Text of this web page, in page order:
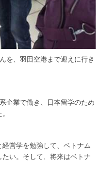
を、羽田空港まで迎えに行き
企業で働き、日本留学のため
営学を勉強して、ベトナム
い。そして、将来はベトナ